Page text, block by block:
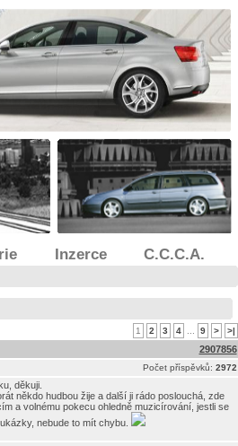
Inzerce C.C.C.A.
1 2 3 4 9 > >|
2907856
Počet příspěvků: 2972
děkuji.
někdo hudbou žije a další ji rádo poslouchá, zde
a volnému pokecu ohledně muzicírování, jestli se
nebude to mít chybu.